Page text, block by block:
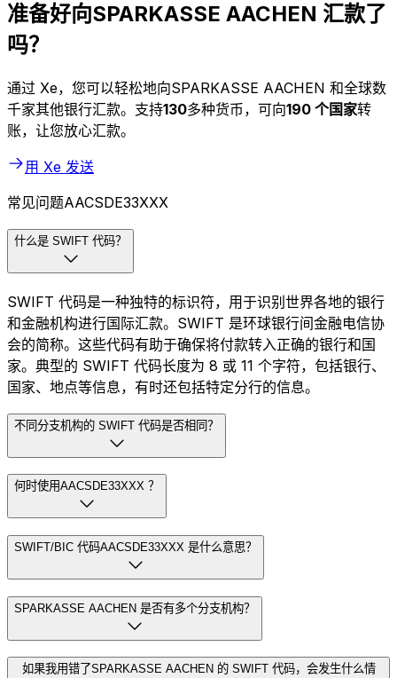
准备好向SPARKASSE AACHEN 汇款了
吗？
通过 Xe，您可以轻松地向SPARKASSE AACHEN 和全球数
千家其他银行汇款。支持130多种货币，可向190 个国家转
账，让您放心汇款。
用 Xe 发送
常见问题AACSDE33XXX
什么是 SWIFT 代码？
SWIFT 代码是一种独特的标识符，用于识别世界各地的银行
和金融机构进行国际汇款。SWIFT 是环球银行间金融电信协
会的简称。这些代码有助于确保将付款转入正确的银行和国
家。典型的 SWIFT 代码长度为 8 或 11 个字符，包括银行、
国家、地点等信息，有时还包括特定分行的信息。
不同分支机构的 SWIFT 代码是否相同？
何时使用AACSDE33XXX ？
SWIFT/BIC 代码AACSDE33XXX 是什么意思？
SPARKASSE AACHEN 是否有多个分支机构？
如果我用错了SPARKASSE AACHEN 的 SWIFT 代码，会发生什么情